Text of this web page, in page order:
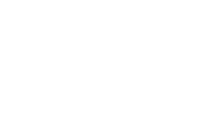
speciale coronavirus du